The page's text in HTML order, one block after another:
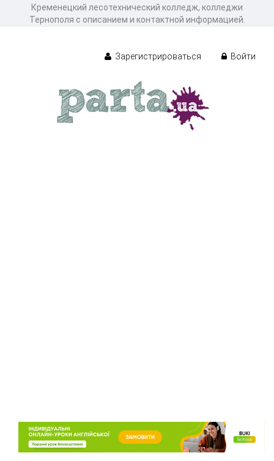
Кременецкий лесотехнический колледж, колледжи
Тернополя с описанием и контактной информацией.
Зарегистрироваться Войти